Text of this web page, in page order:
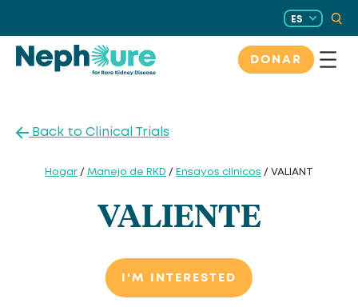
contenido
ES
DONAR
Back to Clinical Trials
Hogar / Manejo de RKD / Ensayos clínicos / VALIANT
VALIENTE
I'M INTERESTED